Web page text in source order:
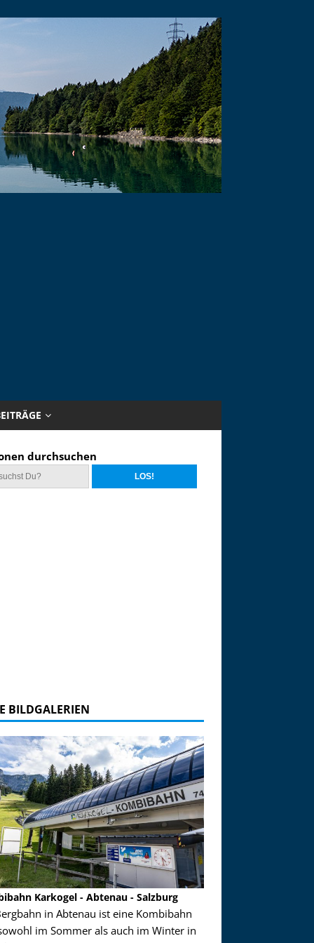
durchsuchen
BILDGALERIEN
Karkogel - Abtenau - Salzburg
in Abtenau ist eine Kombibahn
im Sommer als auch im Winter in